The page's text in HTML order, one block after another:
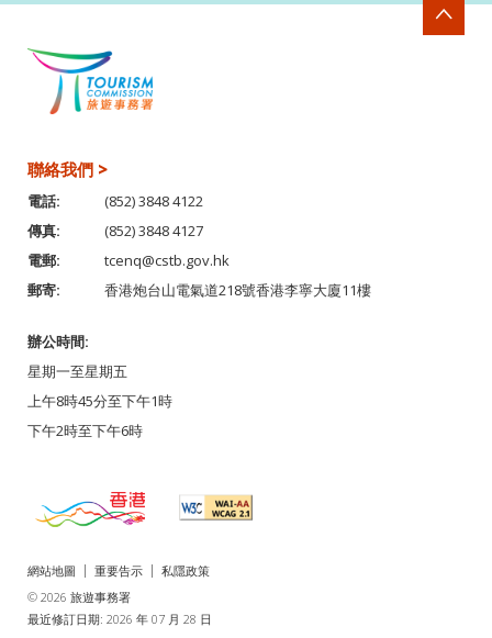
聯絡我們 >
電話:
(852) 3848 4122
傳真:
(852) 3848 4127
電郵:
tcenq@cstb.gov.hk
郵寄:
香港炮台山電氣道218號香港李寧大廈11樓
辦公時間:
星期一至星期五
上午8時45分至下午1時
下午2時至下午6時
網站地圖 重要告示
私隱政策
© 2026 旅遊事務署
最近修訂日期: 2026 年 07 月 28 日